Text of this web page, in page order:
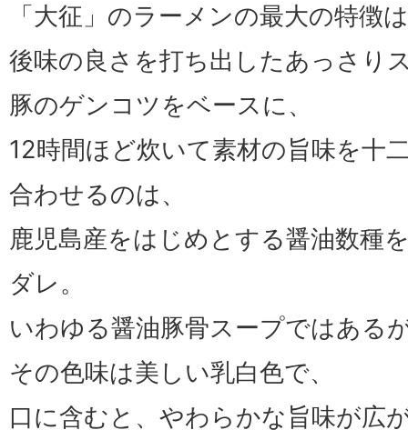
「大征」のラーメンの最大の特徴
後味の良さを打ち出したあっさり
豚のゲンコツをベースに、
12時間ほど炊いて素材の旨味を十
合わせるのは、
鹿児島産をはじめとする醤油数種
ダレ。
いわゆる醤油豚骨スープではある
その色味は美しい乳白色で、
口に含むと、やわらかな旨味が広